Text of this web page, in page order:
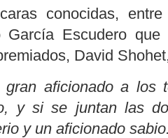
conocidas,
García Escudero
David
gran aficionado a los
y si se juntan las
y un aficionado